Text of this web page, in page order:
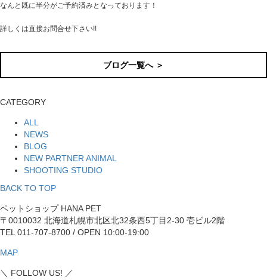
なんと既に半分がご予約済みとなっております！
詳しくは直接お問合せ下さい!!
ブログ一覧へ ＞
CATEGORY
ALL
NEWS
BLOG
NEW PARTNER ANIMAL
SHOOTING STUDIO
BACK TO TOP
ペットショップ HANA PET
〒0010032 北海道札幌市北区北32条西5丁目2-30 壱ビル2階
TEL 011-707-8700 / OPEN 10:00-19:00
MAP
＼ FOLLOW US! ／